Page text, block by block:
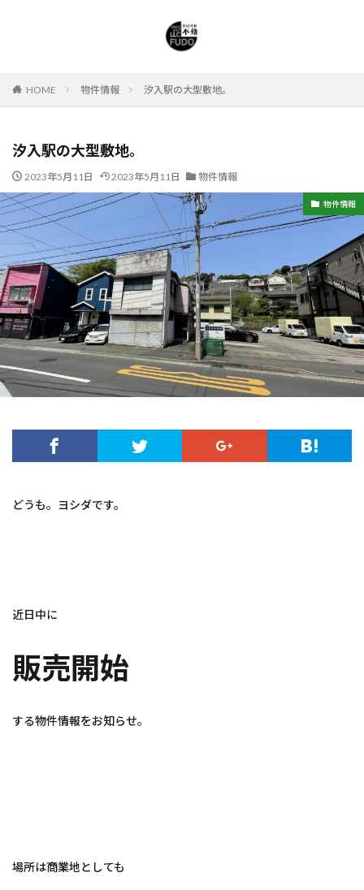
HOME 物件情報 汐入駅の大型敷地。
汐入駅の大型敷地。
2023年5月11日 2023年5月11日 物件情報
物件情報
どうも。ヨシダです。
近日中に
販売開始
する物件情報をお知らせ。
場所は商業地としても